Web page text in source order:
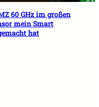
60 GHz im großen
mein Smart
hat